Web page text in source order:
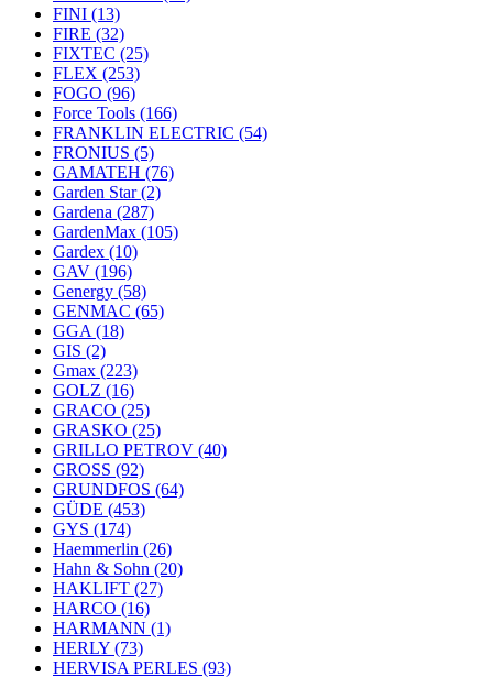
FINI (13)
FIRE (32)
FIXTEC (25)
FLEX (253)
FOGO (96)
Force Tools (166)
FRANKLIN ELECTRIC (54)
FRONIUS (5)
GAMATEH (76)
Garden Star(2)
Gardena (287)
GardenMax (105)
Gardex (10)
GAV (196)
Genergy (58)
GENMAC (65)
GGA (18)
GIS (2)
Gmax (223)
GOLZ (16)
GRACO (25)
GRASKO (25)
GRILLO PETROV (40)
GROSS (92)
GRUNDFOS (64)
GÜDE (453)
GYS (174)
Haemmerlin (26)
Hahn & Sohn (20)
HAKLIFT (27)
HARCO (16)
HARMANN (1)
HERLY (73)
HERVISA PERLES (93)